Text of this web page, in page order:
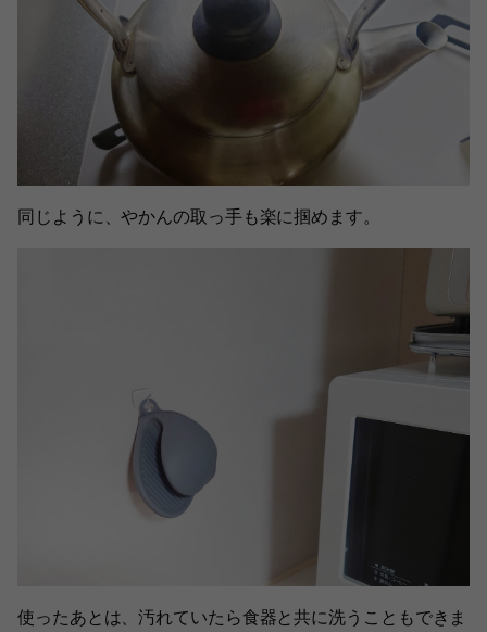
同じように、やかんの取っ手も楽に掴めます。
使ったあとは、汚れていたら食器と共に洗うこともできま